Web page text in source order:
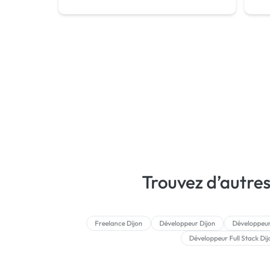
Migration ou refonte de site
Rédaction
Trouvez
Freelance Dijon Développeur Dijon
Développeur Full Stack